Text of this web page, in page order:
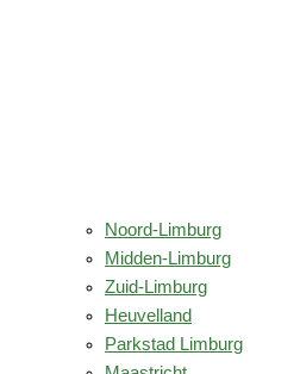
Noord-Limburg
Midden-Limburg
Zuid-Limburg
Heuvelland
Parkstad Limburg